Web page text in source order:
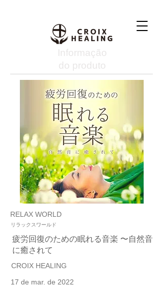
Informação
do produto
RELAX WORLD
リラックスワールド
疲労回復のための眠れる音楽 〜自然音
に癒されて
CROIX HEALING
17 de mar. de 2022